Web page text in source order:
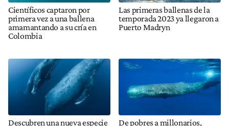
Científicos captaron por
primera vez a una ballena
amamantando a su cría en
Colombia
Las primeras ballenas de la
temporada 2023 ya llegaron a
Puerto Madryn
Descubren una nueva especie
De pobres a millonarios,